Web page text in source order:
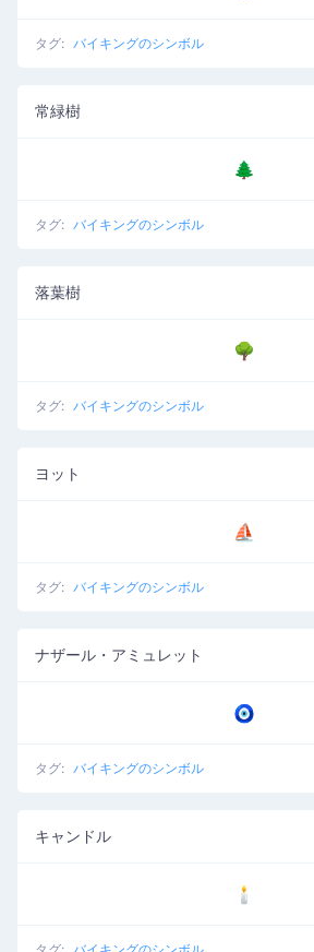
タグ: バイキングのシンボル
常緑樹
🌲
タグ: バイキングのシンボル
落葉樹
🌳
タグ: バイキングのシンボル
ヨット
⛵
タグ: バイキングのシンボル
ナザール・アミュレット
🧿
タグ: バイキングのシンボル
キャンドル
🕯